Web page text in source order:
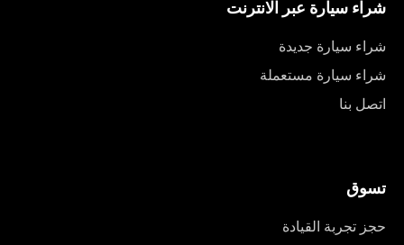
شراء سيارة عبر الانترنت
شراء سيارة جديدة
شراء سيارة مستعملة
اتصل بنا
تسوق
حجز تجربة القيادة